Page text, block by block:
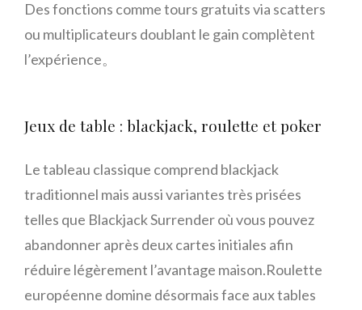
Des fonctions comme tours gratuits via scatters
ou multiplicateurs doublant le gain complètent
l’expérience。
Jeux de table : blackjack, roulette et poker
Le tableau classique comprend blackjack
traditionnel mais aussi variantes très prisées
telles que Blackjack Surrender où vous pouvez
abandonner après deux cartes initiales afin
réduire légèrement l’avantage maison.Roulette
européenne domine désormais face aux tables